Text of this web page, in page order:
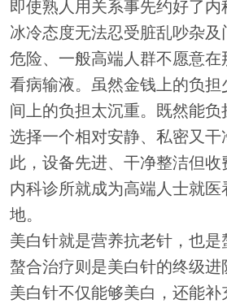
即使熟人用关系事先约好了
冰冷态度无法忍受脏乱吵杂
危险、一般高端人群不愿意在
看病输液。虽然金钱上的负
间上的负担太沉重。既然能
选择一个相对安静、私密又干
此，设备先进、干净整洁但
内科诊所就成为高端人士就
地。
美白针就是营养抗老针，也
螯合治疗则是美白针的终级进
美白针不仅能够美白，还能